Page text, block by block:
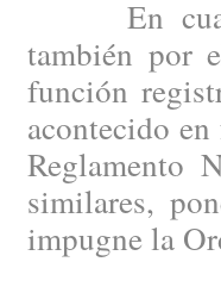
En
también por
función
acontecido
Reglamento
similares,
impugne la